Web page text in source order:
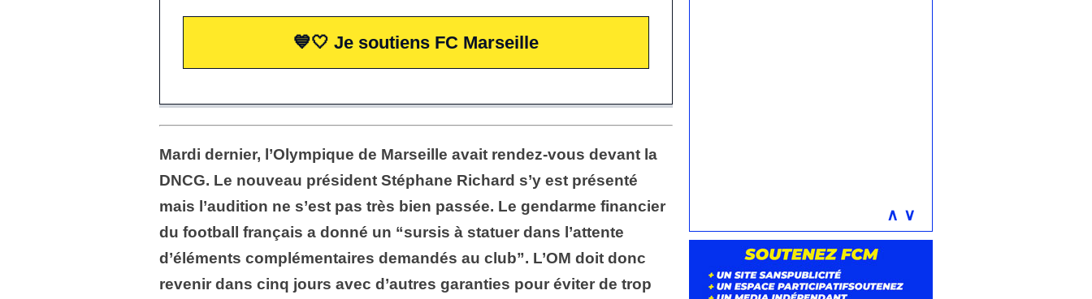
∧ ∨
💙🤍 Je soutiens FC Marseille
Mardi dernier, l’Olympique de Marseille avait rendez-vous devant la
DNCG. Le nouveau président Stéphane Richard s’y est présenté
mais l’audition ne s’est pas très bien passée. Le gendarme financier
du football français a donné un “sursis à statuer dans l’attente
d’éléments complémentaires demandés au club”. L’OM doit donc
revenir dans cinq jours avec d’autres garanties pour éviter de trop